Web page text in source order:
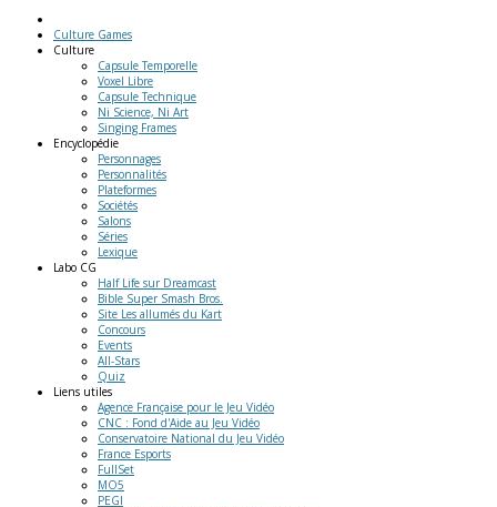
Culture Games
Culture
Capsule Temporelle
Voxel Libre
Capsule Technique
Ni Science, Ni Art
Singing Frames
Encyclopédie
Personnages
Personnalités
Plateformes
Sociétés
Salons
Séries
Lexique
Labo CG
Half Life sur Dreamcast
Bible Super Smash Bros.
Site Les allumés du Kart
Concours
Events
All-Stars
Quiz
Liens utiles
Agence Française pour le Jeu Vidéo
CNC : Fond d'Aide au Jeu Vidéo
Conservatoire National du Jeu Vidéo
France Esports
FullSet
MO5
PEGI